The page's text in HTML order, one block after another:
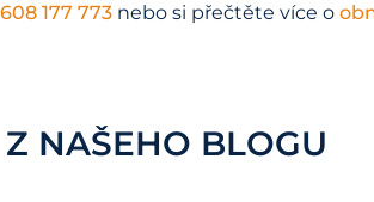
608 177 773 nebo si přečtěte více o
Z NAŠEHO BLOGU